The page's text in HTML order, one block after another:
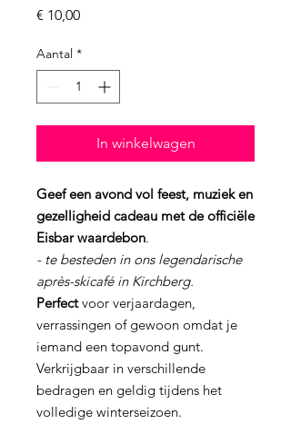
€ 10,00Prijs
Aantal *
In winkelwagen
Geef een avond vol feest, muziek en
gezelligheid cadeau met de officiële
Eisbar waardebon.
- te besteden in ons legendarische
après-skicafé in Kirchberg.
Perfectvoor verjaardagen,
verrassingen of gewoon omdat je
iemand een topavond gunt.
Verkrijgbaar in verschillende
bedragen en geldig tijdens het
volledige winterseizoen.